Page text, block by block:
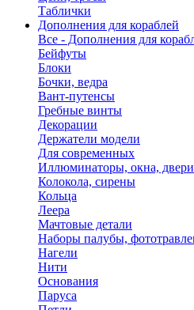
Таблички
Дополнения для кораблей
Все - Дополнения для
Бейфуты
Блоки
Бочки, ведра
Вант-путенсы
Гребные винты
Декорации
Держатели модели
Для современных
Иллюминаторы, окна, двери
Колокола, сирены
Кольца
Леера
Мачтовые детали
Наборы палубы,
Нагели
Нити
Основания
Паруса